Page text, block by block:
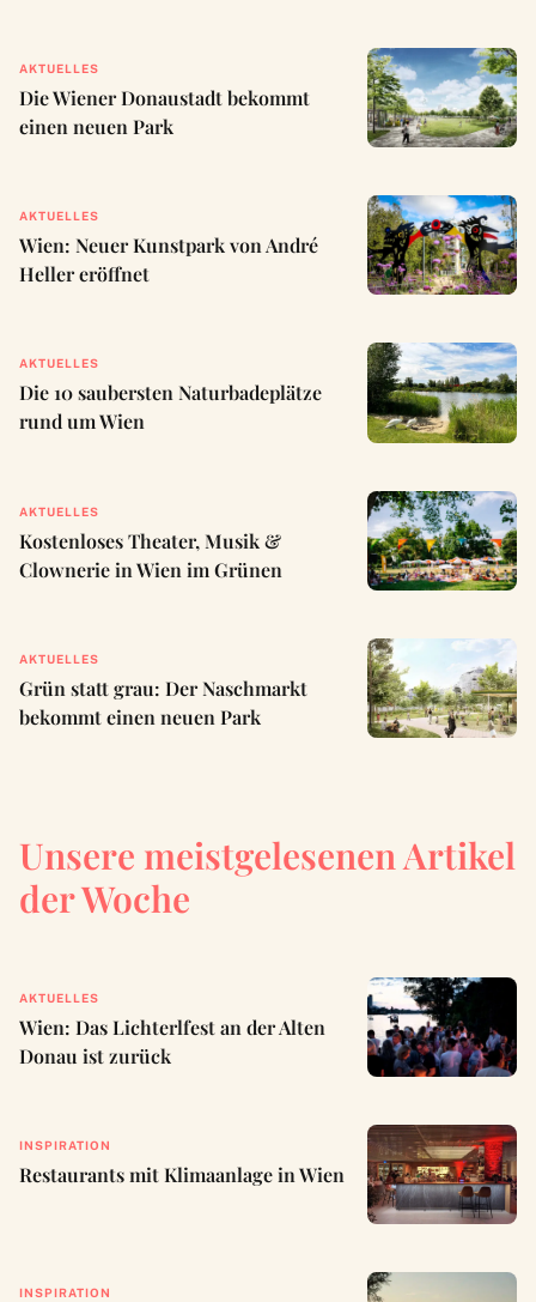
AKTUELLES
Die Wiener Donaustadt bekommt
einen neuen Park
AKTUELLES
Wien: Neuer Kunstpark von André
Heller eröffnet
AKTUELLES
Die 10 saubersten Naturbadeplätze
rund um Wien
AKTUELLES
Kostenloses Theater, Musik &
Clownerie in Wien im Grünen
AKTUELLES
Grün statt grau: Der Naschmarkt
bekommt einen neuen Park
Unsere meistgelesenen Artikel
der Woche
AKTUELLES
Wien: Das Lichterlfest an der Alten
Donau ist zurück
INSPIRATION
Restaurants mit Klimaanlage in Wien
INSPIRATION